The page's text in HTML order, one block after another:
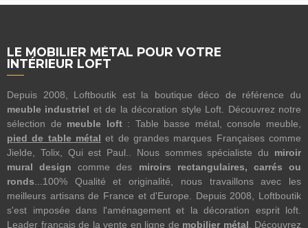
LE MOBILIER MÉTAL POUR VOTRE
INTÉRIEUR LOFT
Depuis 2008, Loftboutik est la boutique déco de référence du
meuble industriel et de la décoration style Loft. Découvrez notre
sélection de meuble loft: Table basse métal, console meuble,
pied de table métal et de grandes marques Françaises comme
Jielde, Tolix, Qui est Paul.. Nous sommes spécialiste du miroir
mural design comme des miroirs rectangulaires, carrés ou
ronds ...100% Qualité et originalité, nous travaillons avec les
meilleurs artisans de France et d'Europe. Depuis 2008, Loftboutik
s'est imposée dans l'aménagement et la décoration esprit loft.
Leader français de la vente en ligne de mobilier métal . Découvrez